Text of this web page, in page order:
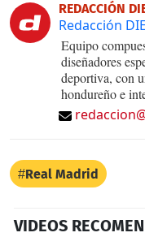
REDACCIÓN
Redacción
Equipo
diseñadores
deportiva, con
hondureño e
Real Madrid
VIDEOS